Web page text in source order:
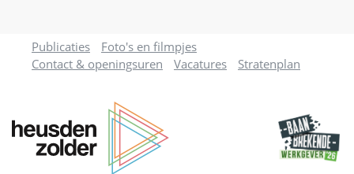
Naar
inhoud
Heusden-
Zolder
Publicaties
Foto's en filmpjes
Contact & openingsuren
Vacatures Stratenplan